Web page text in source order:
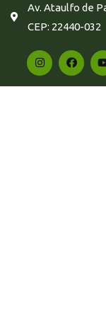
Av. Ataulfo de
CEP: 22440-032